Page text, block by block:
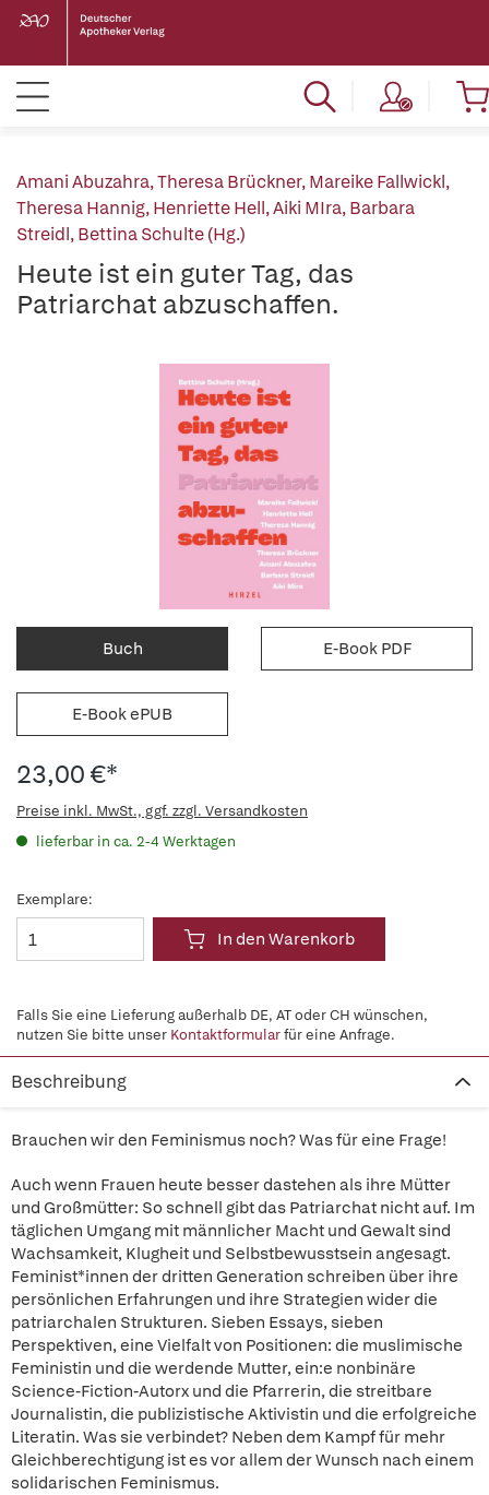
Amani Abuzahra,Theresa Brückner,Mareike Fallwickl,
Theresa Hannig,Henriette Hell,Aiki MIra,Barbara
Streidl,Bettina Schulte (Hg.)
Heute ist ein guter Tag, das
Patriarchat abzuschaffen.
Buch E-Book PDF
E-Book ePUB
23,00 €*
Preise inkl. MwSt., ggf. zzgl. Versandkosten
lieferbar in ca. 2-4 Werktagen
Exemplare:
In den Warenkorb
Falls Sie eine Lieferung außerhalb DE, AT oder CH wünschen,
nutzen Sie bitte unser Kontaktformularfür eine Anfrage.
Beschreibung
Brauchen wir den Feminismus noch? Was für eine Frage!
Auch wenn Frauen heute besser dastehen als ihre Mütter
und Großmütter: So schnell gibt das Patriarchat nicht auf. Im
täglichen Umgang mit männlicher Macht und Gewalt sind
Wachsamkeit, Klugheit und Selbstbewusstsein angesagt.
Feminist*innen der dritten Generation schreiben über ihre
persönlichen Erfahrungen und ihre Strategien wider die
patriarchalen Strukturen. Sieben Essays, sieben
Perspektiven, eine Vielfalt von Positionen: die muslimische
Feministin und die werdende Mutter, ein:e nonbinäre
Science-Fiction-Autorx und die Pfarrerin, die streitbare
Journalistin, die publizistische Aktivistin und die erfolgreiche
Literatin. Was sie verbindet? Neben dem Kampf für mehr
Gleichberechtigung ist es vor allem der Wunsch nach einem
solidarischen Feminismus.